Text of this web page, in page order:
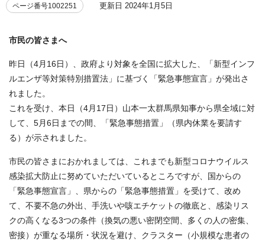
ページ番号1002251 更新日 2024年1月5日
市民の皆さまへ
昨日（4月16日）、政府より対象を全国に拡大した、「新型インフ
ルエンザ等対策特別措置法」に基づく「緊急事態宣言」が発出さ
れました。
これを受け、本日（4月17日）山本一太群馬県知事から県全域に対
して、5月6日までの間、「緊急事態措置」（県内休業を要請す
る）が示されました。
市民の皆さまにおかれましては、これまでも新型コロナウイルス
感染拡大防止に努めていただいているところですが、国からの
「緊急事態宣言」、県からの「緊急事態措置」を受けて、改め
て、不要不急の外出、手洗いや咳エチケットの徹底と、感染リス
クの高くなる3つの条件（換気の悪い密閉空間、多くの人の密集、
密接）が重なる場所・状況を避け、クラスター（小規模な患者の